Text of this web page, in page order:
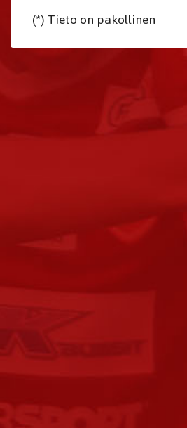
(*) Tieto on pakollinen